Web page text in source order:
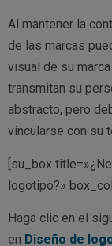
Al mantener la
de las marcas
visual de su
transmitan su
abstracto, pero
vincularse con su
[su_box
logotipo?»
Haga clic en el
en Diseño de